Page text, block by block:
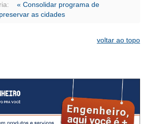
« Consolidar programa de
as cidades
voltar ao topo